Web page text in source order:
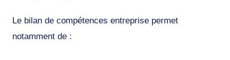
Le bilan de compétences entreprise permet
notamment de :